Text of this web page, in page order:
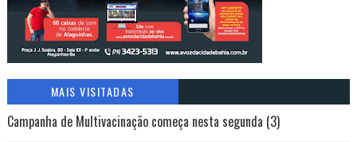
MAIS VISITADAS
Campanha de Multivacinação começa nesta segunda (3)